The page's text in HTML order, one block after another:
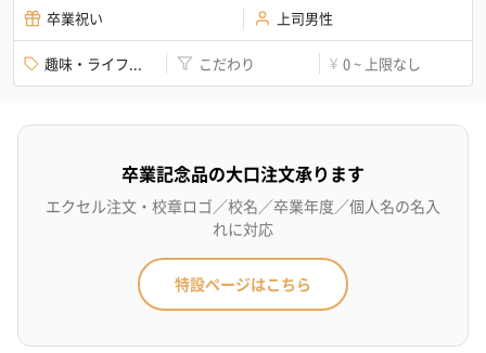
卒業祝い 上司男性
趣味・ライフ... こだわり ¥ 0 ~ 上限なし
卒業記念品の大口注文承ります
エクセル注文・校章ロゴ／校名／卒業年度／個人名の名入
れに対応
特設ページはこちら